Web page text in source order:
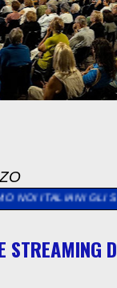
GLI STRANIERI,
STREAMING